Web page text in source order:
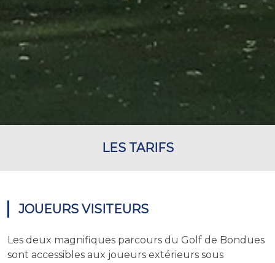
LES TARIFS
JOUEURS VISITEURS
Les deux magnifiques parcours du Golf de Bondues
sont accessibles aux joueurs extérieurs sous